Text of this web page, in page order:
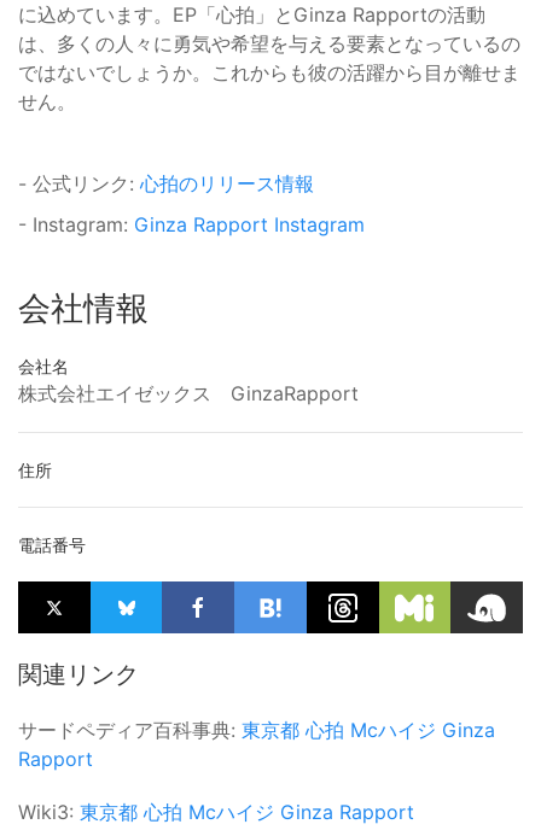
に込めています。EP「心拍」とGinza Rapportの活動
は、多くの人々に勇気や希望を与える要素となっているの
ではないでしょうか。これからも彼の活躍から目が離せま
せん。
- 公式リンク: 心拍のリリース情報
- Instagram: Ginza Rapport Instagram
会社情報
会社名
株式会社エイゼックス GinzaRapport
住所
電話番号
関連リンク
サードペディア百科事典: 東京都 心拍 Mcハイジ Ginza
Rapport
Wiki3: 東京都 心拍 Mcハイジ Ginza Rapport